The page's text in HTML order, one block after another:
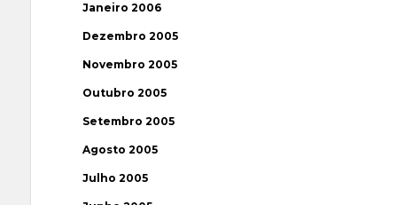
Janeiro 2006
Dezembro 2005
Novembro 2005
Outubro 2005
Setembro 2005
Agosto 2005
Julho 2005